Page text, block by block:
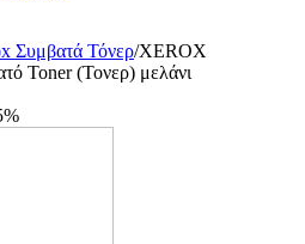
Συμβατά Τόνερ/XEROX
Toner (Τονερ) μελάνι